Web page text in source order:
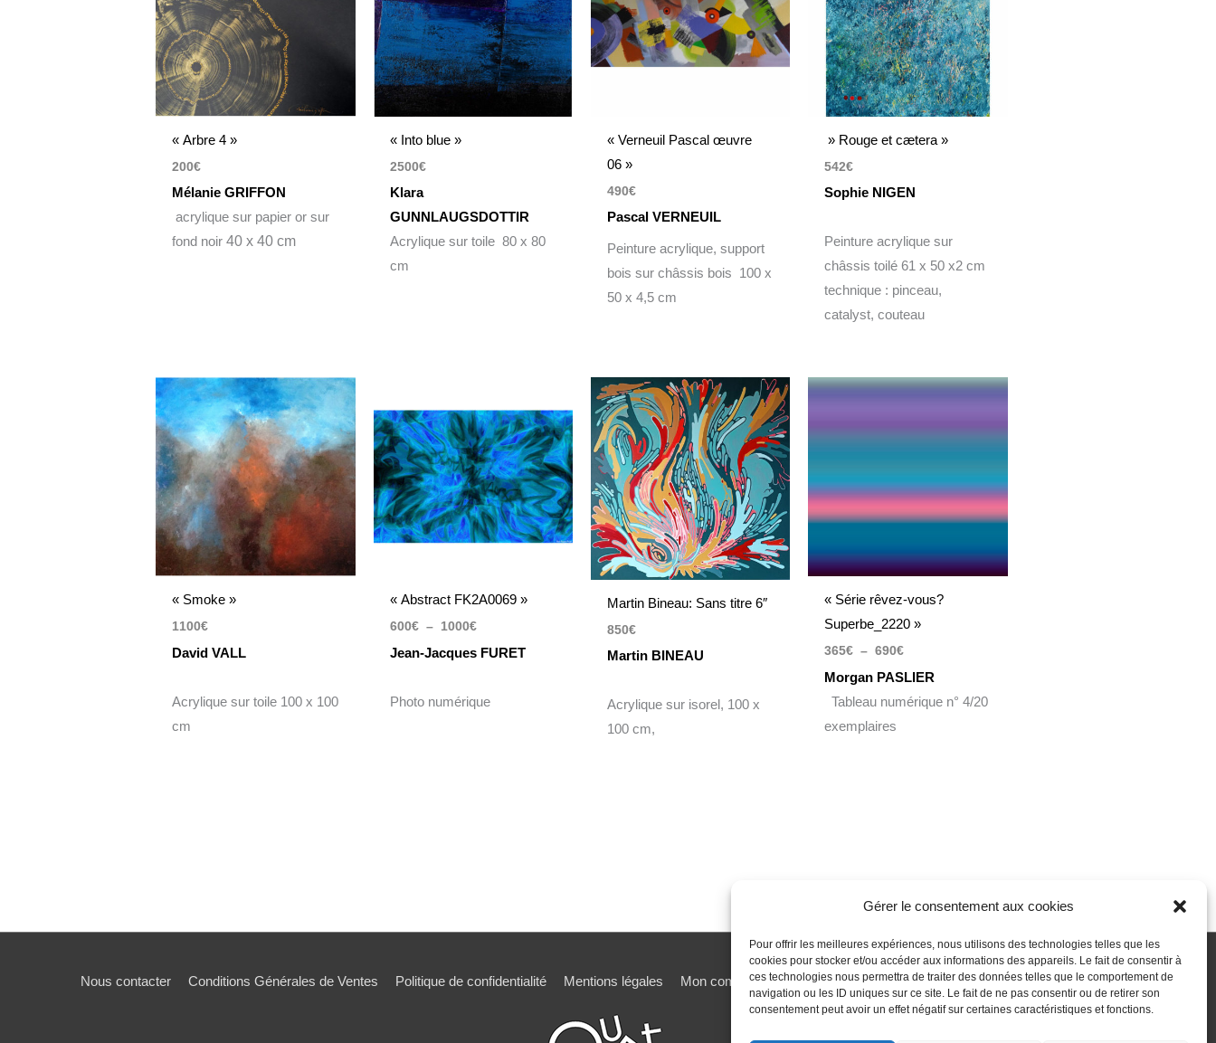
Gérer le consentement aux cookies
Pour offrir les meilleures expériences, nous utilisons des technologies telles que les
cookies pour stocker et/ou accéder aux informations des appareils. Le fait de consentir à
ces technologies nous permettra de traiter des données telles que le comportement de
navigation ou les ID uniques sur ce site. Le fait de ne pas consentir ou de retirer son
consentement peut avoir un effet négatif sur certaines caractéristiques et fonctions.
« Arbre 4 »
200€
Mélanie GRIFFON
acrylique sur papier or sur
fond noir 40 x 40 cm
« Into blue »
2500€
Klara
GUNNLAUGSDOTTIR
Acrylique sur toile 80 x 80
cm
« Verneuil Pascal œuvre
06 »
490€
Pascal VERNEUIL
Peinture acrylique, support
bois sur châssis bois 100 x
50 x 4,5 cm
» Rouge et cætera »
542€
Sophie NIGEN
Peinture acrylique sur
châssis toilé 61 x 50 x2 cm
technique : pinceau,
catalyst, couteau
« Smoke »
1100€
David VALL
Acrylique sur toile 100 x 100
cm
« Abstract FK2A0069 »
600€ – 1000€
prix :
600€
à
1000€
Jean-Jacques FURET
Photo numérique
Martin Bineau: Sans titre 6″
850€
Martin BINEAU
Acrylique sur isorel, 100 x
100 cm,
« Série rêvez-vous?
Superbe_2220 »
365€ – 690€
Plage
à
Morgan PASLIER
Tableau numérique n° 4/20
exemplaires
Nous contacter Conditions Générales de Ventes Politique de confidentialité Mentions légales Mon compte Mot de passe perdu Newsletter Politique de cookies (UE)